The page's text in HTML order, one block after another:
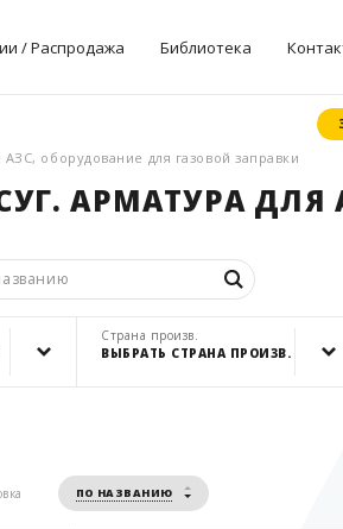
/ Распродажа Библиотека
Документы
Опросные листы
Дилерские
сертификаты
АЗС, оборудование для газовой заправки
АРМАТУРА ДЛЯ
Страна произв.
ВЫБРАТЬ СТРАНА ПРОИЗВ.
США
ПО НАЗВАНИЮ